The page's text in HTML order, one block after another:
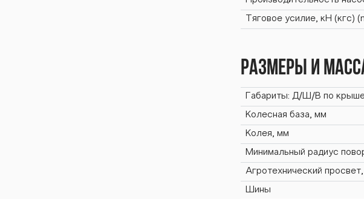
Тяговое усилие, кН (кгс)
Размеры и
Габариты: Д/Ш/В по
Колесная база, мм
Колея, мм
Минимальный радиус
Агротехнический
Шины